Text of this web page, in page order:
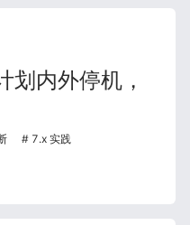
划内外停机，
7.x 实践